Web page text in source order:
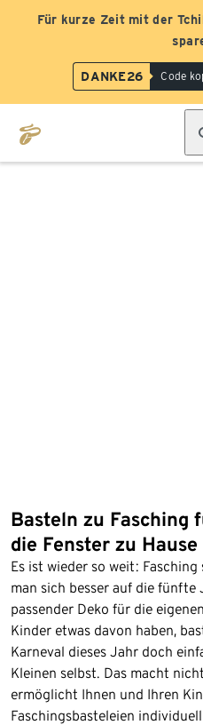
Für kurze Zeit mit der
DANKE26 Code
Basteln zu Fasching
die Fenster zu Hause
Es ist wieder so weit:
man sich besser auf die
passender Deko für die
Kinder etwas davon haben,
Karneval dieses Jahr doch
Kleinen selbst. Das macht
ermöglicht Ihnen und Ihren
Faschingsbasteleien